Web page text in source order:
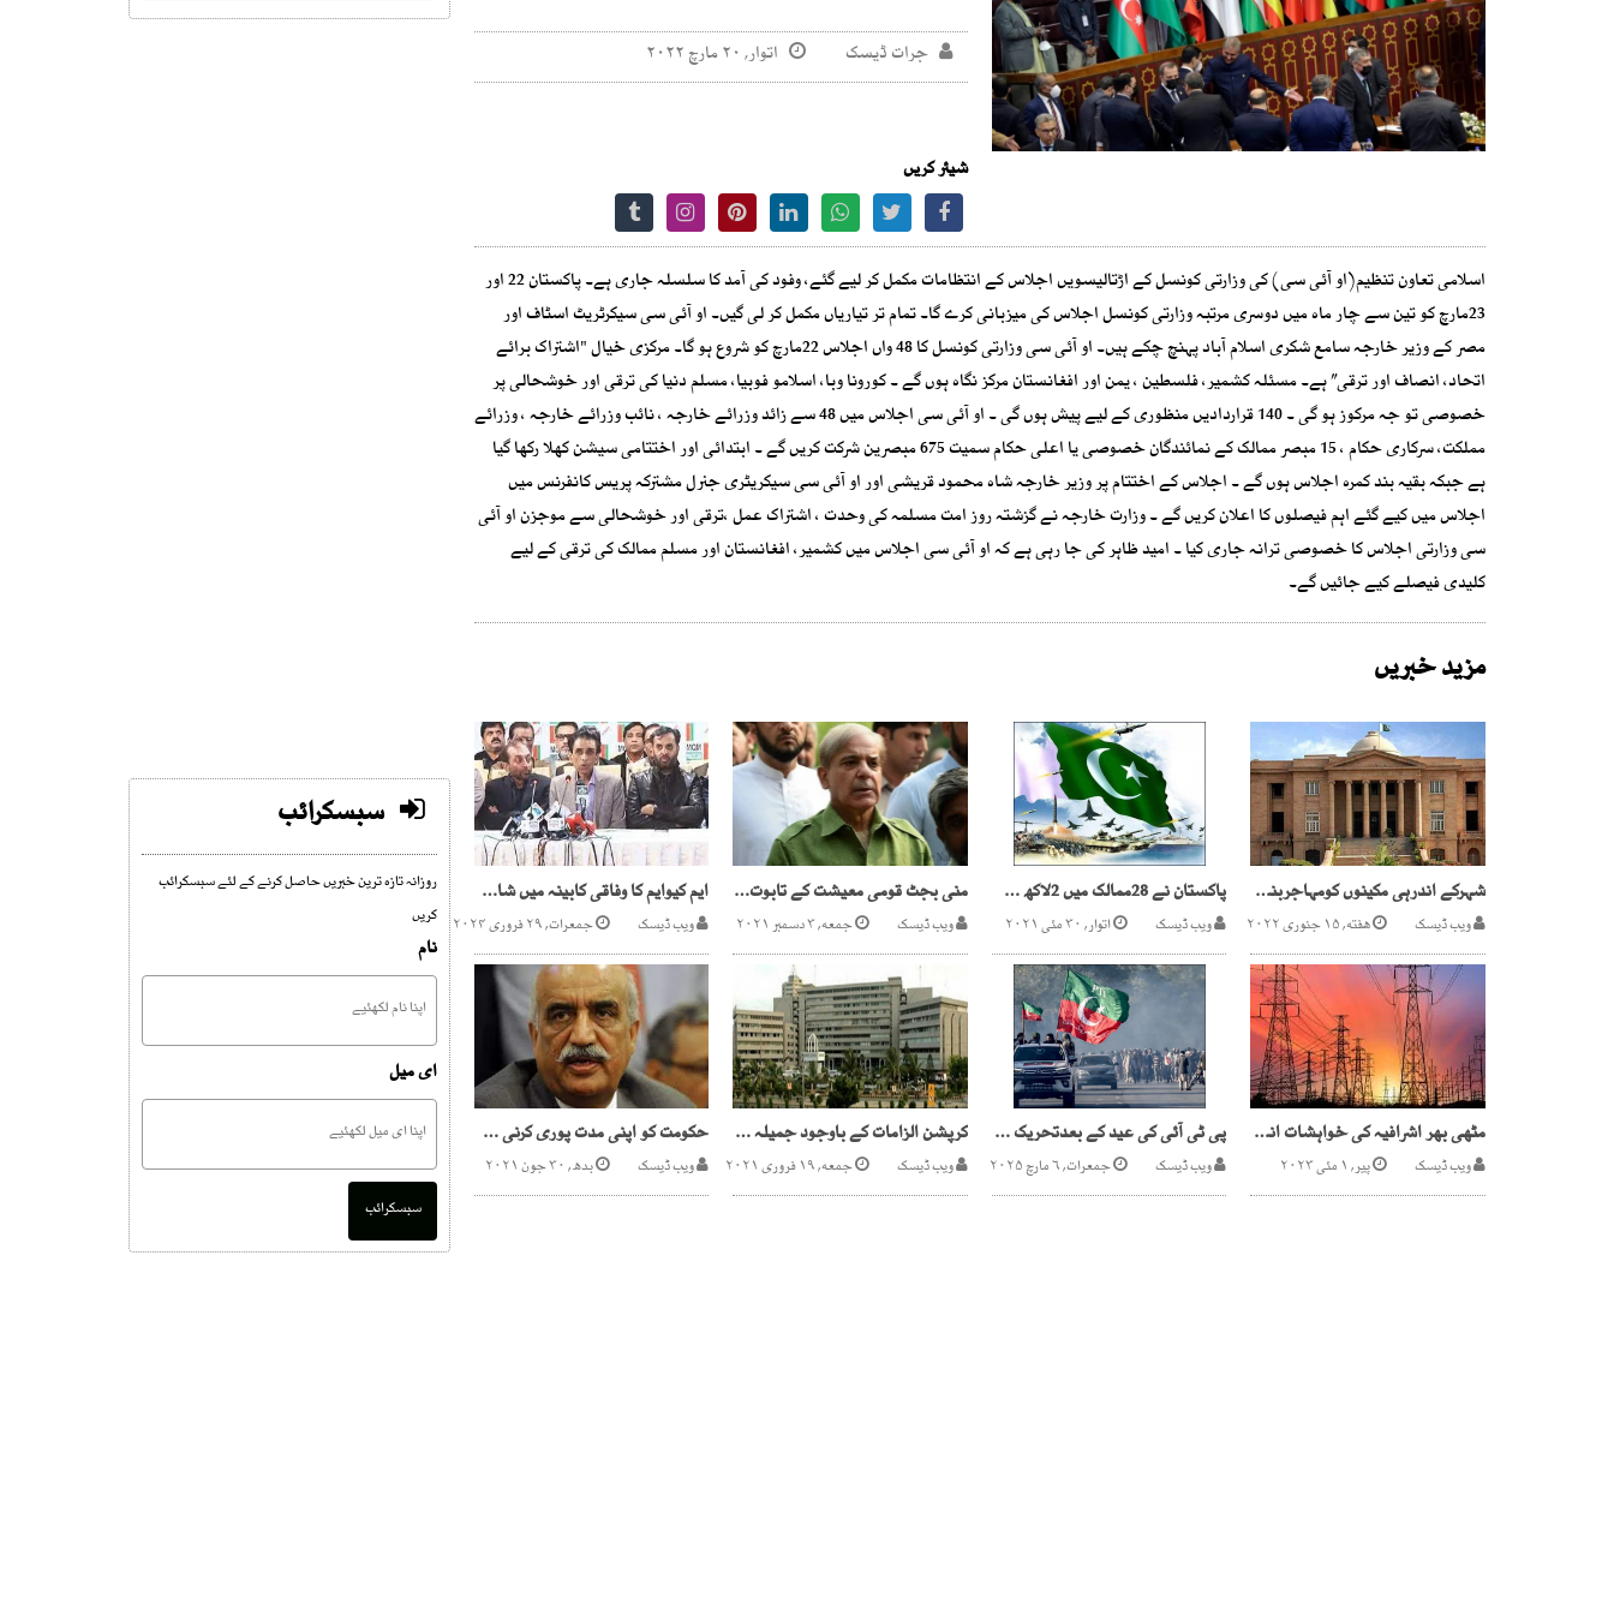
جرات ڈیسک اتوار, ۲۰ مارچ ۲۰۲۲
شیئر کریں
اسلامی تعاون تنظیم(او آئی سی) کی وزارتی کونسل کے اڑتالیسویں اجلاس کے انتظامات مکمل کر لیے گئے، وفود کی آمد کا سلسلہ جاری ہے۔ پاکستان 22 اور
23مارچ کو تین سے چار ماہ میں دوسری مرتبہ وزارتی کونسل اجلاس کی میزبانی کرے گا۔ تمام تر تیاریاں مکمل کر لی گیں۔ او آئی سی سیکرٹریٹ اسٹاف اور
مصر کے وزیر خارجہ سامع شکری اسلام آباد پہنچ چکے ہیں۔ او آئی سی وزارتی کونسل کا 48 واں اجلاس 22مارچ کو شروع ہو گا۔ مرکزی خیال "اشتراک برائے
اتحاد، انصاف اور ترقی” ہے۔ مسئلہ کشمیر، فلسطین ، یمن اور افغانستان مرکز نگاہ ہوں گے ۔ کورونا وبا، اسلامو فوبیا، مسلم دنیا کی ترقی اور خوشحالی پر
خصوصی تو جہ مرکوز ہو گی ۔ 140 قراردادیں منظوری کے لیے پیش ہوں گی ۔ او آئی سی اجلاس میں 48 سے زائد وزرائے خارجہ ، نائب وزرائے خارجہ ، وزرائے
مملکت، سرکاری حکام ، 15 مبصر ممالک کے نمائندگان خصوصی یا اعلی حکام سمیت 675 مبصرین شرکت کریں گے ۔ ابتدائی اور اختتامی سیشن کھلا رکھا گیا
ہے جبکہ بقیہ بند کمرہ اجلاس ہوں گے ۔ اجلاس کے اختتام پر وزیر خارجہ شاہ محمود قریشی اور او آئی سی سیکریٹری جنرل مشترکہ پریس کانفرنس میں
اجلاس میں کیے گئے اہم فیصلوں کا اعلان کریں گے ۔ وزارت خارجہ نے گزشتہ روز امت مسلمہ کی وحدت ، اشتراک عمل ،ترقی اور خوشحالی سے موجزن او آئی
سی وزارتی اجلاس کا خصوصی ترانہ جاری کیا ۔ امید ظاہر کی جا رہی ہے کہ او آئی سی اجلاس میں کشمیر، افغانستان اور مسلم ممالک کی ترقی کے لیے
کلیدی فیصلے کیے جائیں گے۔
مزید خبریں
شہرکے اندرہی مکینوں کومہاجربنادیاگیا،سندھ ہائیکورٹ
ویب ڈیسک هفته, ۱۵ جنوری ۲۰۲۲
پاکستان نے 28ممالک میں 2لاکھ سے زائدا فواج کے ہمراہ 46مشترکہ مِشنز میں حصہ لیا
ویب ڈیسک اتوار, ۳۰ مئی ۲۰۲۱
منی بجٹ قومی معیشت کے تابوت میں آخری کیل ثابت ہوگا ،شہبازشریف
ویب ڈیسک جمعه, ۳ دسمبر ۲۰۲۱
ایم کیوایم کا وفاقی کابینہ میں شامل نہ ہونے کا فیصلہ
ویب ڈیسک جمعرات, ۲۹ فروری ۲۰۲۴
مٹھی بھر اشرافیہ کی خواہشات انرجی سیکٹر پر بوجھ
ویب ڈیسک پیر, ۱ مئی ۲۰۲۳
پی ٹی آئی کی عید کے بعدتحریک کی تیاریاں،اپوزیشن اتحاد کے لیے کوششیں
ویب ڈیسک جمعرات, ۶ مارچ ۲۰۲۵
کرپشن الزامات کے باوجود جمیلہ جبین ڈائریکٹر نارتھ کراچی ٹاؤن تعینات
ویب ڈیسک جمعه, ۱۹ فروری ۲۰۲۱
حکومت کو اپنی مدت پوری کرنی چاہیے ، خورشید شاہ
ویب ڈیسک بدھ, ۳۰ جون ۲۰۲۱
سبسکرائب
روزانہ تازہ ترین خبریں حاصل کرنے کے لئے سبسکرائب
کریں
نام
ای میل
سبسکرائب